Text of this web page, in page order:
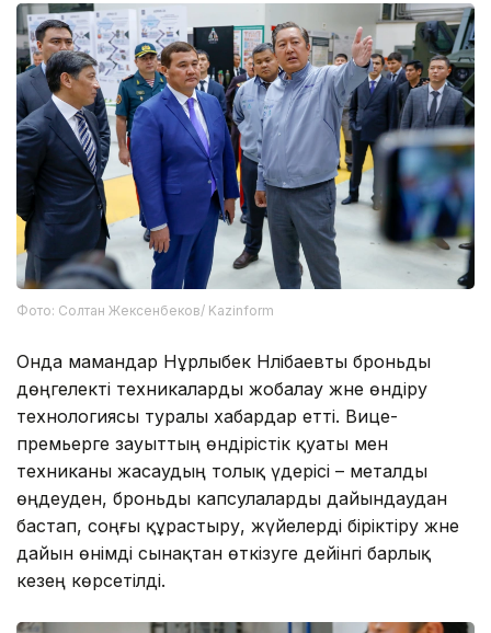
Фото: Солтан Жексенбеков/ Kazinform
Онда мамандар Нұрлыбек Нәлібаевты броньды
дөңгелекті техникаларды жобалау және өндіру
технологиясы туралы хабардар етті. Вице-
премьерге зауыттың өндірістік қуаты мен
техниканы жасаудың толық үдерісі – металды
өңдеуден, броньды капсулаларды дайындаудан
бастап, соңғы құрастыру, жүйелерді біріктіру және
дайын өнімді сынақтан өткізуге дейінгі барлық
кезең көрсетілді.